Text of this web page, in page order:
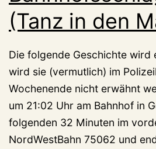
(Tanz in den
Die folgende Geschichte wird
wird sie (vermutlich) im
Wochenende nicht erwähnt
um 21:02 Uhr am Bahnhof in
folgenden 32 Minuten im
NordWestBahn 75062 und